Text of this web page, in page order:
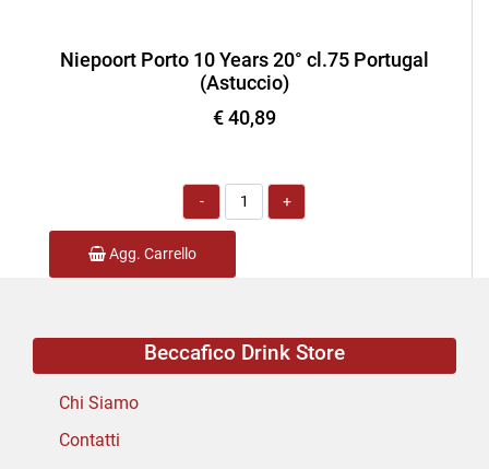
Niepoort Porto 10 Years 20° cl.75 Portugal
(Astuccio)
€ 40,89
Quantità
Agg. Carrello
Beccafico Drink Store
Chi Siamo
Contatti